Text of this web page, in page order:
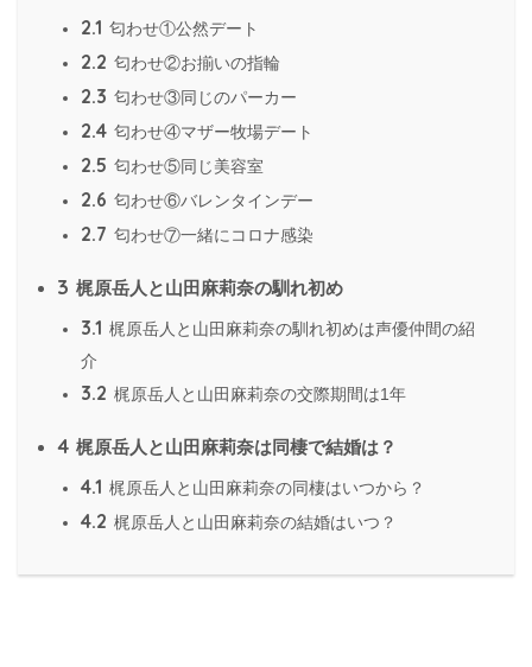
2.1 匂わせ①公然デート
2.2 匂わせ②お揃いの指輪
2.3 匂わせ③同じのパーカー
2.4 匂わせ④マザー牧場デート
2.5 匂わせ⑤同じ美容室
2.6 匂わせ⑥バレンタインデー
2.7 匂わせ⑦一緒にコロナ感染
3 梶原岳人と山田麻莉奈の馴れ初め
3.1 梶原岳人と山田麻莉奈の馴れ初めは声優仲間の紹
介
3.2 梶原岳人と山田麻莉奈の交際期間は1年
4 梶原岳人と山田麻莉奈は同棲で結婚は？
4.1 梶原岳人と山田麻莉奈の同棲はいつから？
4.2 梶原岳人と山田麻莉奈の結婚はいつ？